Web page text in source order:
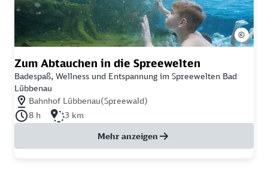
Zum Abtauchen in die Spreewelten
Badespaß, Wellness und Entspannung im Spreewelten Bad
Lübbenau
Nächstgelegener Bahnhof: Bahnhof Lübbenau(Spreewald)
Bahnhof Lübbenau(Spreewald)
Dauer der Tour: 8 Stunden
8 h Länge der Tour: 3 Kilometer
3 km
Mehr anzeigen
©